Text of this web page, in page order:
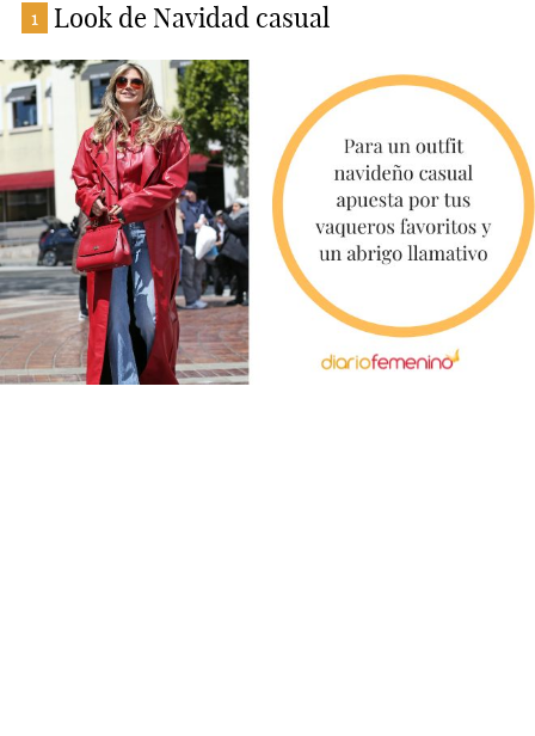
1 Look de Navidad casual